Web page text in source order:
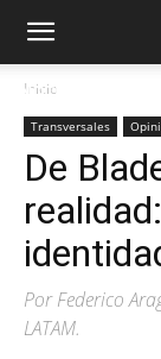
NOTICIAS
Inicio
Transversales
De
Por Federico
LATAM.